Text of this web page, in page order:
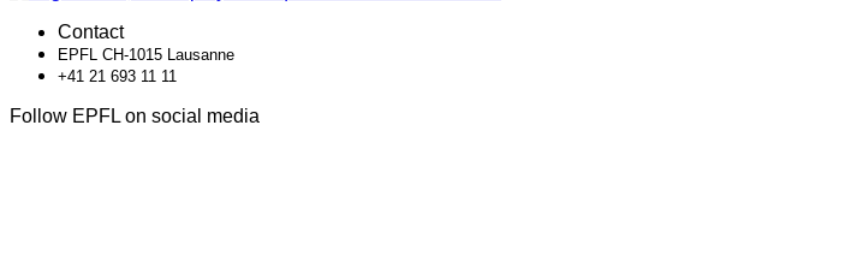
Contact
EPFL CH-1015 Lausanne
+41 21 693 11 11
Follow EPFL on social media